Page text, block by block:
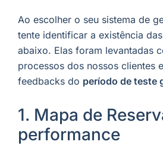
Ao escolher o seu sistema de
tente identificar a existência
abaixo. Elas foram levantadas
processos dos nossos clientes
feedbacks do período de teste
1. Mapa de
performance